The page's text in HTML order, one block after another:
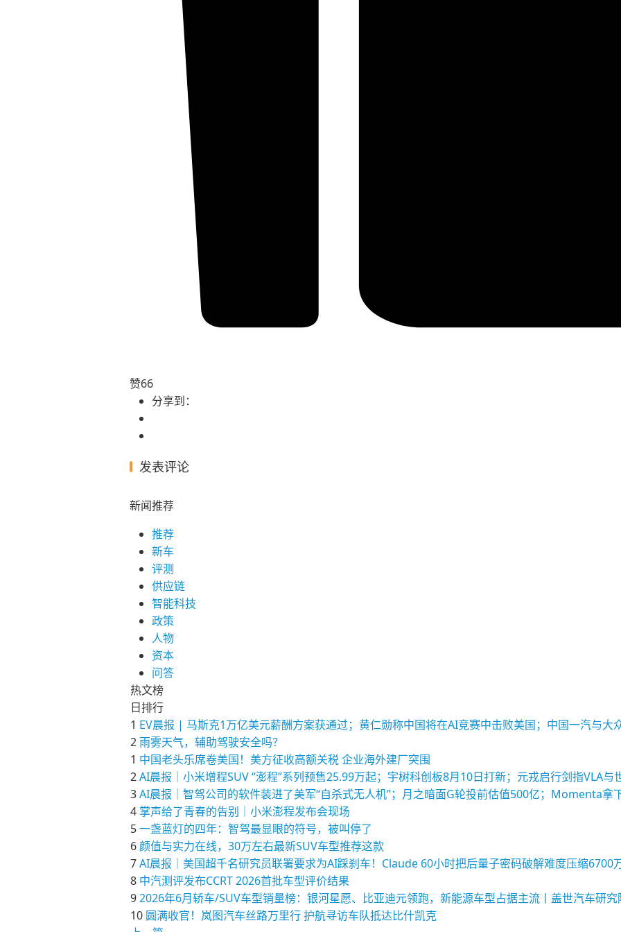
赞66
分享到：
发表评论
新闻推荐
推荐
新车
评测
供应链
智能科技
政策
人物
资本
问答
热文榜
日排行
1 EV晨报 | 马斯克1万亿美元薪酬方案获通过；黄仁勋称中国将在AI竞赛中击败美国；中国一汽与大
2雨雾天气，辅助驾驶安全吗？
1 中国老头乐席卷美国！美方征收高额关税 企业海外建厂突围
2AI晨报｜小米增程SUV “澎程”系列预售25.99万起；宇树科创板8月10日打新；元戎启行剑指VLA与
3AI晨报｜智驾公司的软件装进了美军“自杀式无人机”；月之暗面G轮投前估值500亿；Momenta拿
4 掌声给了青春的告别｜小米澎程发布会现场
5一盏蓝灯的四年：智驾最显眼的符号，被叫停了
6颜值与实力在线，30万左右最新SUV车型推荐这款
7AI晨报｜美国超千名研究员联署要求为AI踩刹车！Claude 60小时把后量子密码破解难度压缩6700
8 中汽测评发布CCRT 2026首批车型评价结果
92026年6月轿车/SUV车型销量榜：银河星愿、比亚迪元领跑，新能源车型占据主流丨盖世汽车研究
10 圆满收官！岚图汽车丝路万里行 护航寻访车队抵达比什凯克